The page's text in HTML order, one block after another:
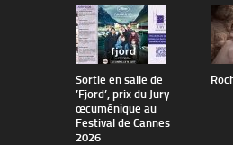
Sortie en salle de
’Fjord’, prix du Jury
œcuménique au
Festival de Cannes
2026